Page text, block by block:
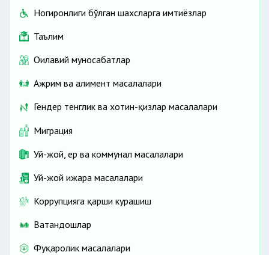
Ногиронлиги бўлган шахсларга имтиёзлар
Таълим
Оилавий муносабатлар
Ажрим ва алимент масалалари
Гендер тенглик ва хотин-қизлар масалалари
Миграция
Уй-жой, ер ва коммунал масалалари
Уй-жой ижара масалалари
Коррупцияга қарши курашиш
Ватандошлар
Фуқаролик масалалари